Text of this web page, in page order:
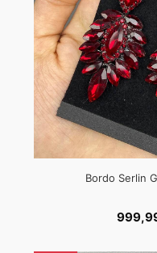
Bordo Serlin